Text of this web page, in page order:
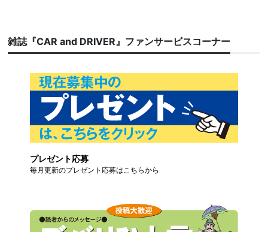
雑誌『CAR and DRIVER』ファンサービスコーナー
プレゼント応募
毎月更新のプレゼント応募はこちらから